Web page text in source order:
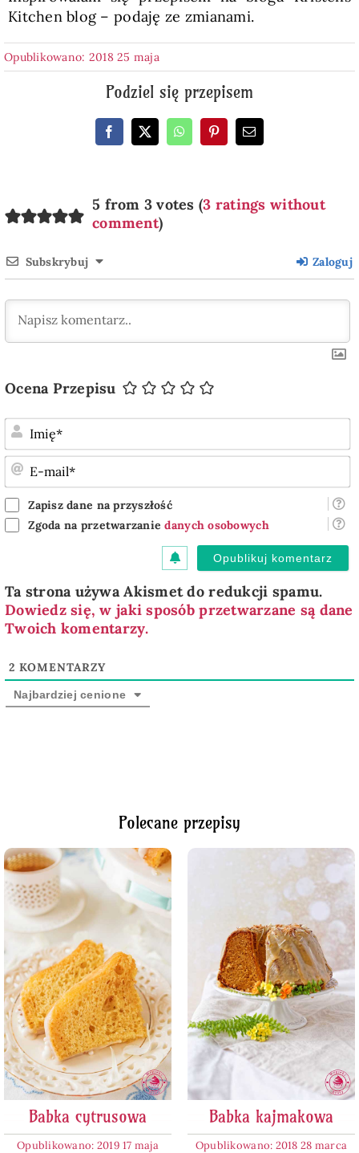
Kitchen blog – podaję ze zmianami.
Opublikowano: 2018 25 maja
Podziel się przepisem
5 from 3 votes (3 ratings without
comment)
Subskrybuj Zaloguj
Ocena Przepisu
Zapisz dane na przyszłość
Zgoda na przetwarzaniedanych osobowych
Ta strona używa Akismet do redukcji spamu.
Dowiedz się, w jaki sposób przetwarzane są dane
Twoich komentarzy.
2 KOMENTARZY
Najbardziej cenione
Polecane przepisy
Babka cytrusowa
Opublikowano: 2019 17 maja
Babka kajmakowa
Opublikowano: 2018 28 marca